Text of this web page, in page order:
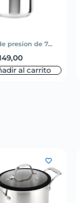
presion de 7...
al carrito